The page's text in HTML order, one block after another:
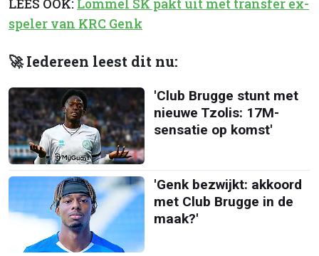
LEES OOK: Lommel SK pakt uit met transfer ex-
speler van KRC Genk
🚀 Iedereen leest dit nu:
'Club Brugge stunt met
nieuwe Tzolis: 17M-
sensatie op komst'
'Genk bezwijkt: akkoord
met Club Brugge in de
maak?'